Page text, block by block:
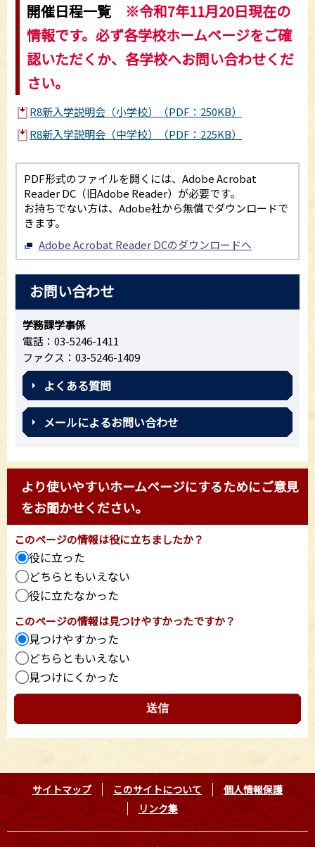
開催日程一覧 ※令和7年11月20日現在の
情報です。必ず各学校ホームページをご確
認いただくか、各学校へお問い合わせくだ
さい。
R8新入学説明会（小学校）（PDF：250KB）
R8新入学説明会（中学校）（PDF：225KB）
PDF形式のファイルを開くには、Adobe Acrobat
Reader DC（旧Adobe Reader）が必要です。
お持ちでない方は、Adobe社から無償でダウンロードで
きます。
Adobe Acrobat Reader DCのダウンロードへ
お問い合わせ
学務課学事係
電話：03-5246-1411
ファクス：03-5246-1409
よくある質問
メールによるお問い合わせ
より使いやすいホームページにするためにご意見
をお聞かせください。
このページの情報は役に立ちましたか？
役に立った
どちらともいえない
役に立たなかった
このページの情報は見つけやすかったですか？
見つけやすかった
どちらともいえない
見つけにくかった
サイトマップ このサイトについて
個人情報保護
リンク集